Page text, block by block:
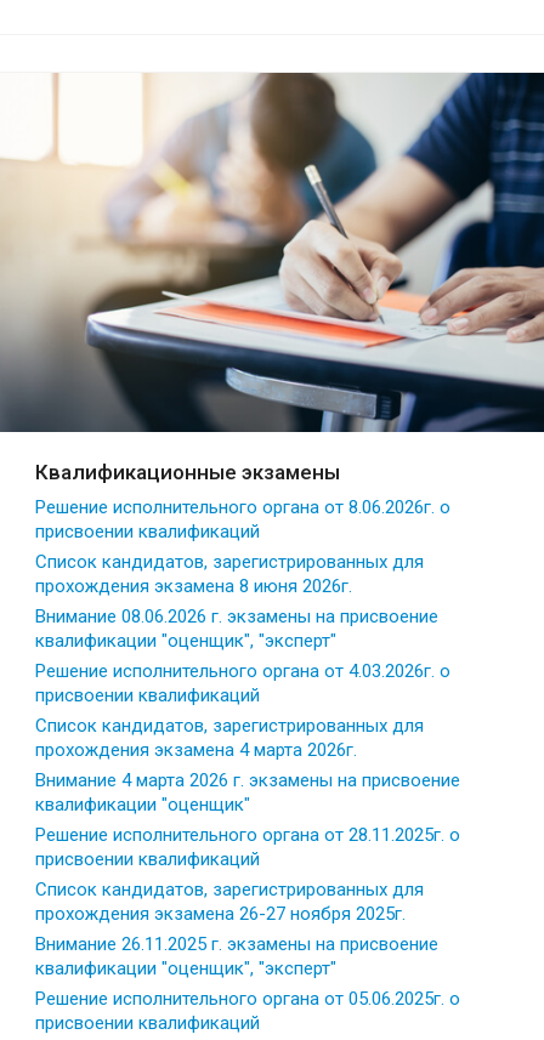
Квалификационные экзамены
Решение исполнительного органа от 8.06.2026г. о
присвоении квалификаций
Список кандидатов, зарегистрированных для
прохождения экзамена 8 июня 2026г.
Внимание 08.06.2026 г. экзамены на присвоение
квалификации "оценщик", "эксперт"
Решение исполнительного органа от 4.03.2026г. о
присвоении квалификаций
Список кандидатов, зарегистрированных для
прохождения экзамена 4 марта 2026г.
Внимание 4 марта 2026 г. экзамены на присвоение
квалификации "оценщик"
Решение исполнительного органа от 28.11.2025г. о
присвоении квалификаций
Список кандидатов, зарегистрированных для
прохождения экзамена 26-27 ноября 2025г.
Внимание 26.11.2025 г. экзамены на присвоение
квалификации "оценщик", "эксперт"
Решение исполнительного органа от 05.06.2025г. о
присвоении квалификаций